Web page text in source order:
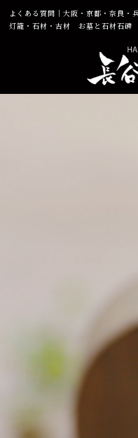
よくある質問｜大阪・京都・奈良
灯籠・石材・古材 お墓と石材石碑